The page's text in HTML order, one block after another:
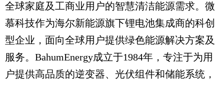
全球家庭及工商业用户的智慧清洁能源需求。微
慕科技作为海尔新能源旗下锂电池集成商的科创
型企业，面向全球用户提供绿色能源解决方案及
服务。BahumEnergy成立于1984年，专注于为用
户提供高品质的逆变器、光伏组件和储能系统，